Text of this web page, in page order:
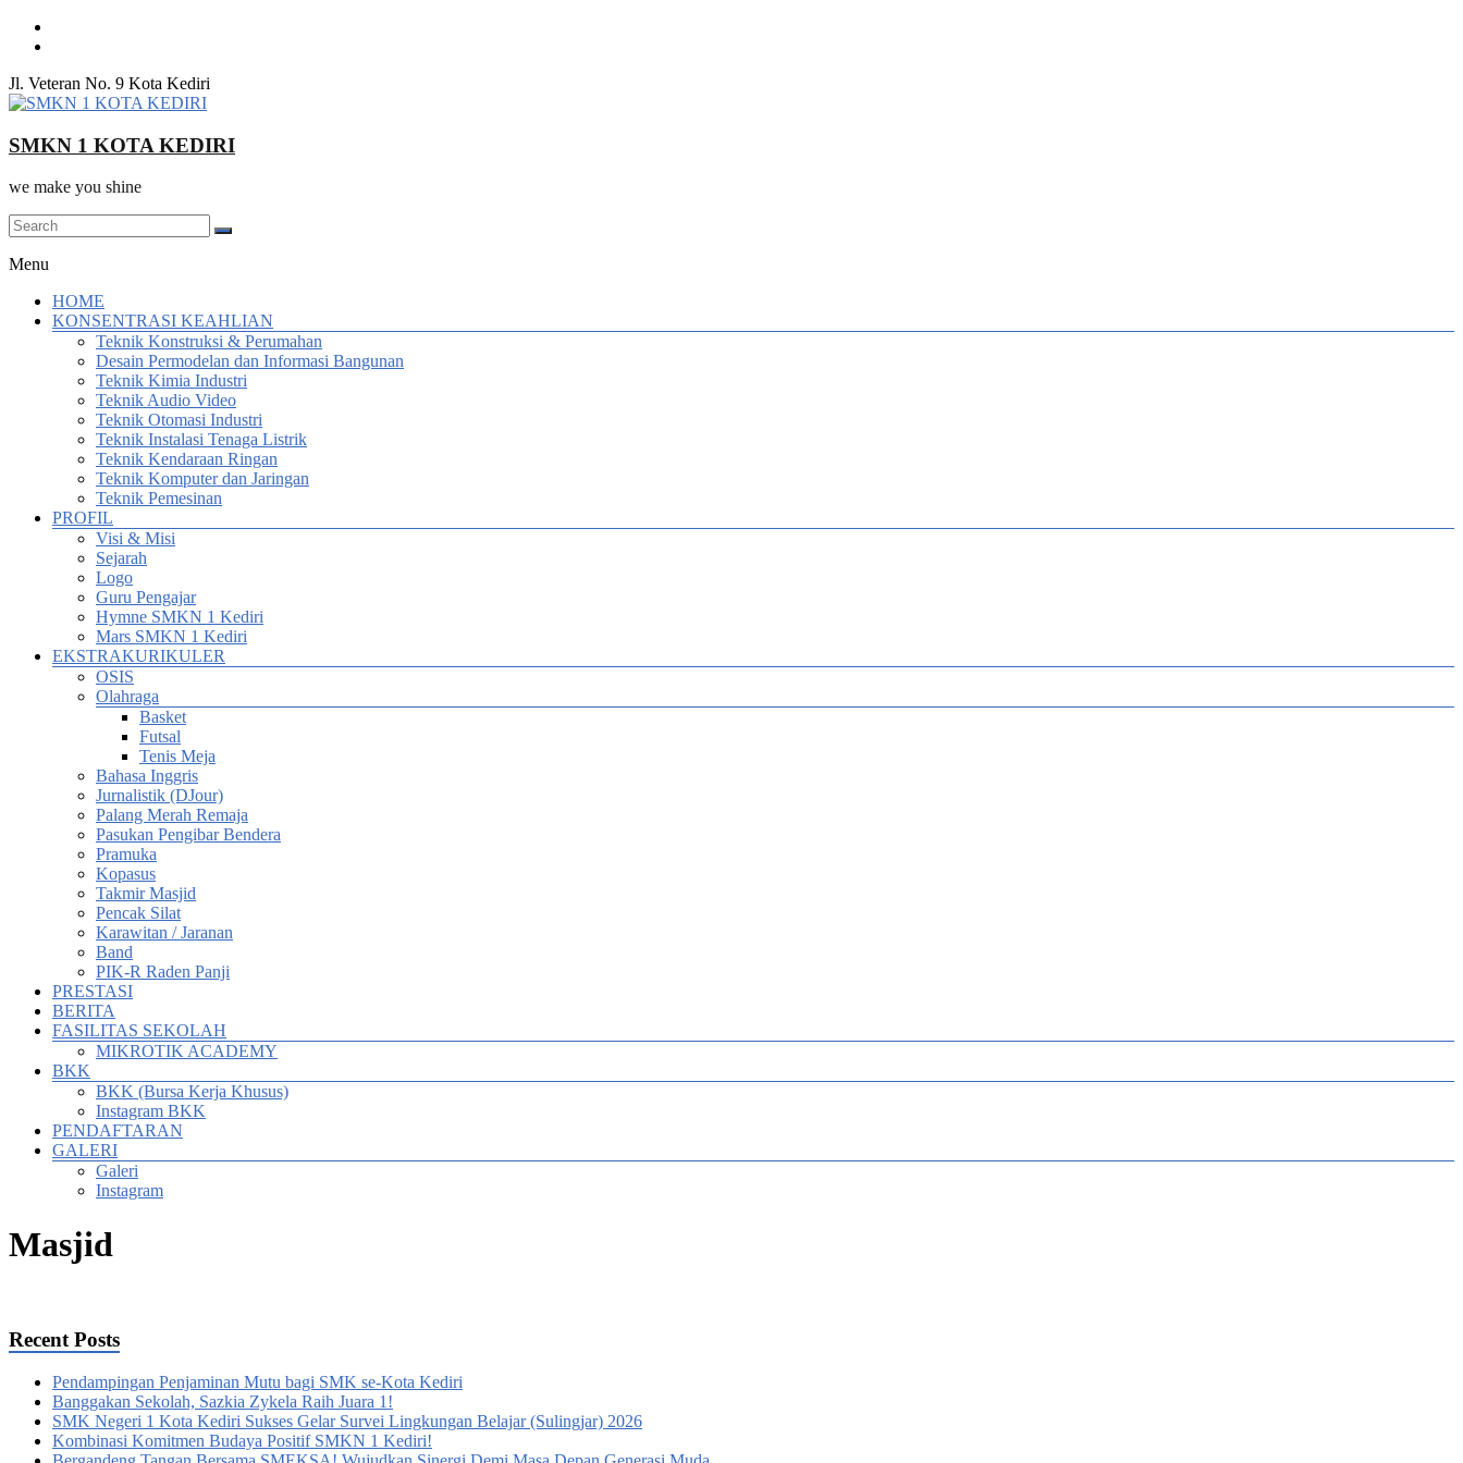
Skip
Jl. Veteran No. 9 Kota Kediri
SMKN 1 KOTA KEDIRI
we make you shine
Menu
HOME
KONSENTRASI KEAHLIAN
Teknik Konstruksi & Perumahan
Desain Permodelan dan Informasi Bangunan
Teknik Kimia Industri
Teknik Audio Video
Teknik Otomasi Industri
Teknik Instalasi Tenaga Listrik
Teknik Kendaraan Ringan
Teknik Komputer dan Jaringan
Teknik Pemesinan
PROFIL
Visi & Misi
Sejarah
Logo
Guru Pengajar
Hymne SMKN 1 Kediri
Mars SMKN 1 Kediri
EKSTRAKURIKULER
OSIS
Olahraga
Basket
Futsal
Tenis Meja
Bahasa Inggris
Jurnalistik (DJour)
Palang Merah Remaja
Pasukan Pengibar Bendera
Pramuka
Kopasus
Takmir Masjid
Pencak Silat
Karawitan / Jaranan
Band
PIK-R Raden Panji
PRESTASI
BERITA
FASILITAS SEKOLAH
MIKROTIK ACADEMY
BKK
BKK (Bursa Kerja Khusus)
Instagram BKK
PENDAFTARAN
GALERI
Galeri
Instagram
Masjid
Recent Posts
Pendampingan Penjaminan Mutu bagi SMK se-Kota Kediri
Banggakan Sekolah, Sazkia Zykela Raih Juara 1!
SMK Negeri 1 Kota Kediri Sukses Gelar Survei Lingkungan Belajar (Sulingjar) 2026
Kombinasi Komitmen Budaya Positif SMKN 1 Kediri!